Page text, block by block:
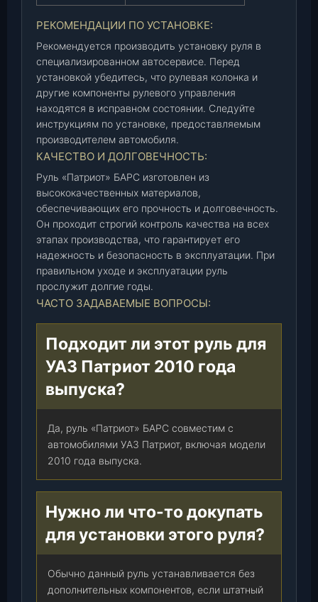
(
С
ы
р
а
н
ь
)
ш
РЕКОМЕНДАЦИИ ПО УСТАНОВКЕ:
Рекомендуется производить установку руля в
специализированном автосервисе. Перед
установкой убедитесь, что рулевая колонка и
другие компоненты рулевого управления
находятся в исправном состоянии. Следуйте
инструкциям по установке, предоставляемым
производителем автомобиля.
КАЧЕСТВО И ДОЛГОВЕЧНОСТЬ:
Руль «Патриот» БАРС изготовлен из
высококачественных материалов,
обеспечивающих его прочность и долговечность.
Он проходит строгий контроль качества на всех
этапах производства, что гарантирует его
надежность и безопасность в эксплуатации. При
правильном уходе и эксплуатации руль
прослужит долгие годы.
ЧАСТО ЗАДАВАЕМЫЕ ВОПРОСЫ:
Подходит ли этот руль для
УАЗ Патриот 2010 года
выпуска?
Да, руль «Патриот» БАРС совместим с
автомобилями УАЗ Патриот, включая модели
2010 года выпуска.
Нужно ли что-то докупать
для установки этого руля?
Обычно данный руль устанавливается без
дополнительных компонентов, если штатный